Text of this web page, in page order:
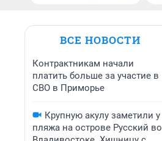
ВСЕ НОВОСТИ
Контрактникам начали
платить больше за участие в
СВО в Приморье
Крупную акулу заметили у
пляжа на острове Русский во